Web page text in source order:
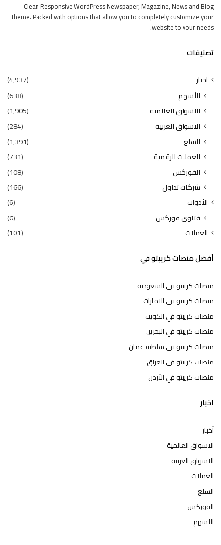
Clean Responsive WordPress Newspaper, Magazine, News and Blog
theme. Packed with options that allow you to completely customize your
website to your needs.
تصنيفات
اخبار (4٬937)
الأسهم
(638)
الاسواق العالمية
(1٬905)
الاسواق العربية
(284)
السلع
(1٬391)
العملات الرقمية
(731)
الفوركس
(108)
شركات تداول
(166)
الأدوات (6)
فتاوى فوركس (6)
العملات (101)
أفضل منصات كريبتو في
منصات كريبتو في السعودية
منصات كريبتو في الامارات
منصات كريبتو في الكويت
منصات كريبتو في البحرين
منصات كريبتو في سلطنة عمان
منصات كريبتو في العراق
منصات كريبتو في الأردن
اخبار
أخبار
الاسواق العالمية
الاسواق العربية
العملات
السلع
الفوركس
الأسهم